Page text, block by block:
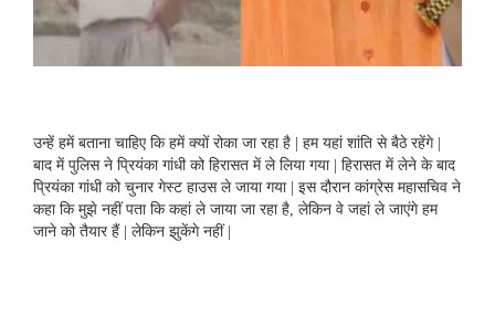
उन्हें हमें बताना चाहिए कि हमें क्यों रोका जा रहा है | हम यहां शांति से बैठे रहेंगे |
बाद में पुलिस ने प्रियंका गांधी को हिरासत में ले लिया गया | हिरासत में लेने के बाद
प्रियंका गांधी को चुनार गेस्ट हाउस ले जाया गया | इस दौरान कांग्रेस महासचिव ने
कहा कि मुझे नहीं पता कि कहां ले जाया जा रहा है, लेकिन वे जहां ले जाएंगे हम
जाने को तैयार हैं | लेकिन झुकेंगे नहीं |